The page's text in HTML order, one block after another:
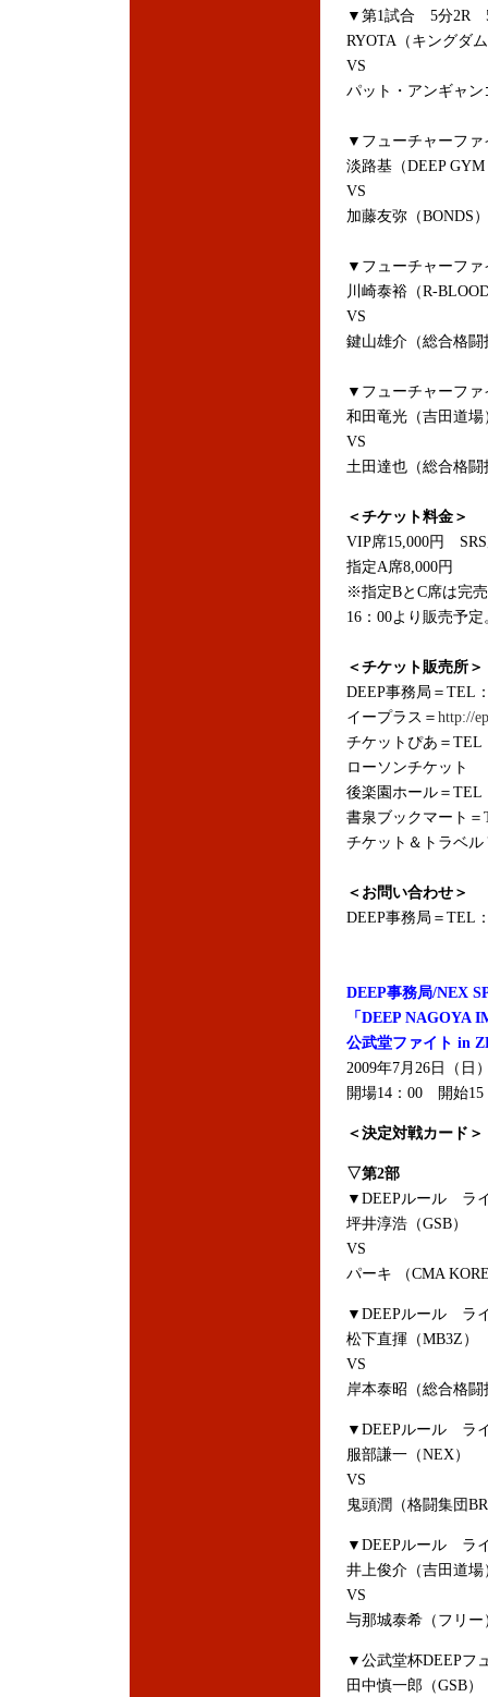
▼第1試合 5分2R
RYOTA（キングダ
VS
パット・アンギャン
▼フューチャーフ
淡路基（DEEP
VS
加藤友弥（BONDS）
▼フューチャーフ
川崎泰裕（R-
VS
鍵山雄介（総合格
▼フューチャーフ
和田竜光（吉田道場
VS
土田達也（総合格
＜チケット料金＞
VIP席15,000円 SRS
指定A席8,000円
※指定BとC席は完
16：00より販売予定
＜チケット販売所＞
DEEP事務局＝TEL
イープラス＝ http://
チケットぴあ＝TEL
ローソンチケット
後楽園ホール＝TEL
書泉ブックマート＝
チケット＆トラベル
＜お問い合わせ＞
DEEP事務局＝TEL
DEEP事務局/NEX
「DEEP NAGOYA
公武堂ファイト in
2009年7月26日（日
開場14：00 開始15
＜決定対戦カード＞
▽第2部
▼DEEPルール ラ
坪井淳浩（GSB）
VS
パーキ （CMA
▼DEEPルール ラ
松下直揮（MB3Z）
VS
岸本泰昭（総合格
▼DEEPルール ラ
服部謙一（NEX）
VS
鬼頭潤（格闘集団
▼DEEPルール ラ
井上俊介（吉田道場
VS
与那城泰希（フリー
▼公武堂杯DEEPフ
田中慎一郎（GSB）